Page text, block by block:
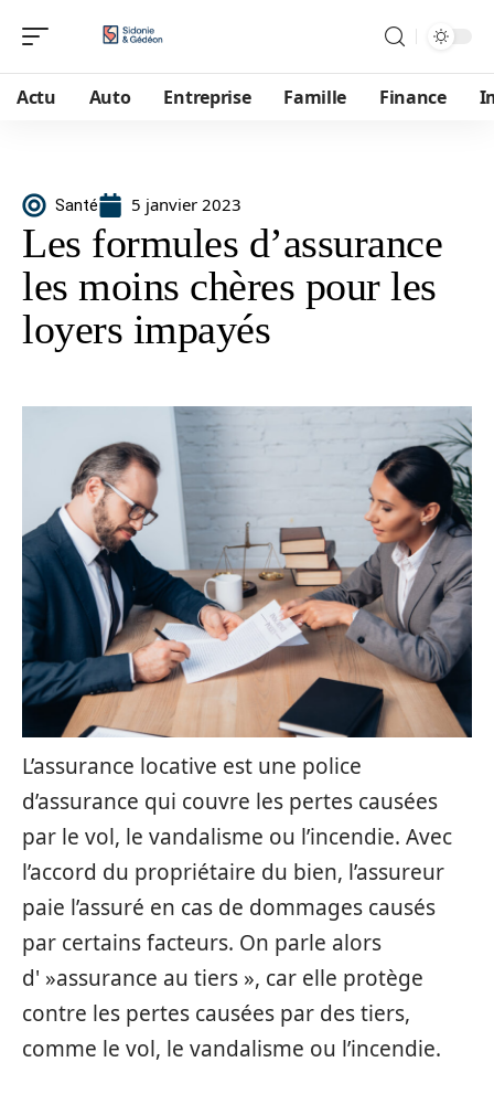
Actu Auto Entreprise Famille Finance
Santé 5 janvier 2023
Les formules d’assurance
les moins chères pour les
loyers impayés
L’assurance locative est une police
d’assurance qui couvre les pertes causées
par le vol, le vandalisme ou l’incendie. Avec
l’accord du propriétaire du bien, l’assureur
paie l’assuré en cas de dommages causés
par certains facteurs. On parle alors
d' »assurance au tiers », car elle protège
contre les pertes causées par des tiers,
comme le vol, le vandalisme ou l’incendie.